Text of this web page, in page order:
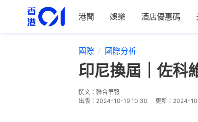
港聞 娛樂 酒店優惠碼
國際 國際分析
印尼換屆｜佐科
撰文： 聯合早報
出版： 2024-10-19 10:30 更新： 2024-